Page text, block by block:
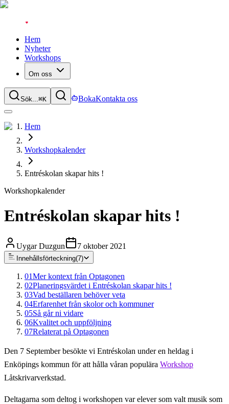
Hem
Nyheter
Workshops
Om oss
Sök...⌘K BokaKontakta oss
Hem
Workshopkalender
Entréskolan skapar hits !
Workshopkalender
Entréskolan skapar hits !
Uygar Duzgun 7 oktober 2021
Innehållsförteckning(7)
01Mer kontext från Optagonen
02Planeringsvärdet i Entréskolan skapar hits !
03Vad beställaren behöver veta
04Erfarenhet från skolor och kommuner
05Så går ni vidare
06Kvalitet och uppföljning
07Relaterat på Optagonen
Den 7 September besökte vi Entréskolan under en heldag i
Enköpings kommun för att hålla våran populära Workshop
Låtskrivarverkstad.
Deltagarna som deltog i workshopen var elever som valt musik som